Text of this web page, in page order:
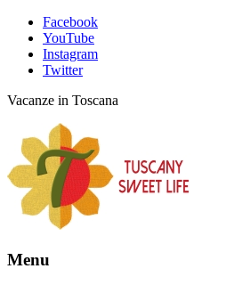
Facebook
YouTube
Instagram
Twitter
Vacanze in Toscana
Menu